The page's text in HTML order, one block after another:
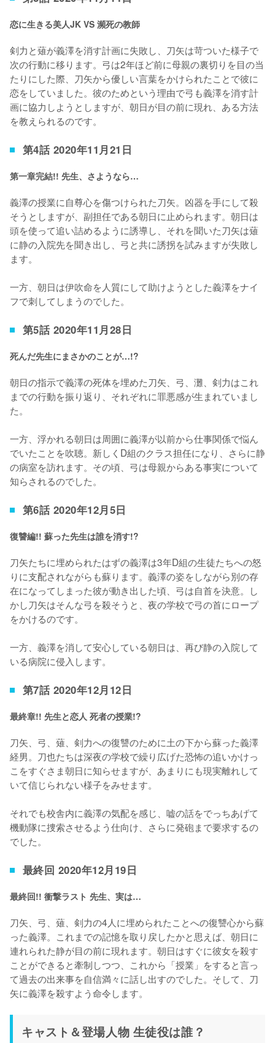
恋に生きる美人JK VS 瀕死の教師
剣力と薙が義澤を消す計画に失敗し、刀矢は苛ついた様子で
次の行動に移ります。弓は2年ほど前に母親の裏切りを目の当
たりにした際、刀矢から優しい言葉をかけられたことで彼に
恋をしていました。彼のためという理由で弓も義澤を消す計
画に協力しようとしますが、朝日が目の前に現れ、ある方法
を教えられるのです。
第4話 2020年11月21日
第一章完結!! 先生、さようなら…
義澤の授業に自尊心を傷つけられた刀矢。凶器を手にして殺
そうとしますが、副担任である朝日に止められます。朝日は
頭を使って追い詰めるように誘導し、それを聞いた刀矢は薙
に静の入院先を聞き出し、弓と共に誘拐を試みますが失敗し
ます。
一方、朝日は伊吹命を人質にして助けようとした義澤をナイ
フで刺してしまうのでした。
第5話 2020年11月28日
死んだ先生にまさかのことが…!?
朝日の指示で義澤の死体を埋めた刀矢、弓、灘、剣力はこれ
までの行動を振り返り、それぞれに罪悪感が生まれていまし
た。
一方、浮かれる朝日は周囲に義澤が以前から仕事関係で悩ん
でいたことを吹聴。新しくD組のクラス担任になり、さらに静
の病室を訪れます。その頃、弓は母親からある事実について
知らされるのでした。
第6話 2020年12月5日
復讐編!! 蘇った先生は誰を消す!?
刀矢たちに埋められたはずの義澤は3年D組の生徒たちへの怒
りに支配されながらも蘇ります。義澤の姿をしながら別の存
在になってしまった彼が動き出した頃、弓は自首を決意。し
かし刀矢はそんな弓を殺そうと、夜の学校で弓の首にロープ
をかけるのです。
一方、義澤を消して安心している朝日は、再び静の入院して
いる病院に侵入します。
第7話 2020年12月12日
最終章!! 先生と恋人 死者の授業!?
刀矢、弓、薙、剣力への復讐のために土の下から蘇った義澤
経男。刀也たちは深夜の学校で繰り広げた恐怖の追いかけっ
こをすぐさま朝日に知らせますが、あまりにも現実離れして
いて信じられない様子をみせます。
それでも校舎内に義澤の気配を感じ、嘘の話をでっちあげて
機動隊に捜索させるよう仕向け、さらに発砲まで要求するの
でした。
最終回 2020年12月19日
最終回!! 衝撃ラスト 先生、実は…
刀矢、弓、薙、剣力の4人に埋められたことへの復讐心から蘇
った義澤。これまでの記憶を取り戻したかと思えば、朝日に
連れられた静が目の前に現れます。朝日はすぐに彼女を殺す
ことができると牽制しつつ、これから「授業」をすると言っ
て過去の出来事を自信満々に話し出すのでした。そして、刀
矢に義澤を殺すよう命令します。
キャスト＆登場人物 生徒役は誰？